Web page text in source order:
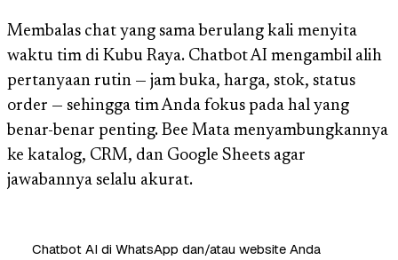
Membalas chat yang sama berulang kali menyita
waktu tim di Kubu Raya. Chatbot AI mengambil alih
pertanyaan rutin — jam buka, harga, stok, status
order — sehingga tim Anda fokus pada hal yang
benar-benar penting. Bee Mata menyambungkannya
ke katalog, CRM, dan Google Sheets agar
jawabannya selalu akurat.
Chatbot AI di WhatsApp dan/atau website Anda